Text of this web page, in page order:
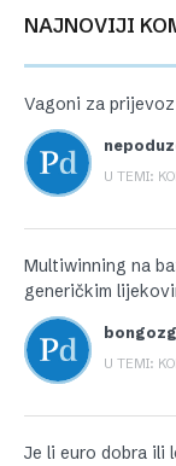
NAJNOVIJI
Vagoni za
U TEMI:
Multiwinning na
generičkim
bongozg
U TEMI:
Je li euro dobra ili